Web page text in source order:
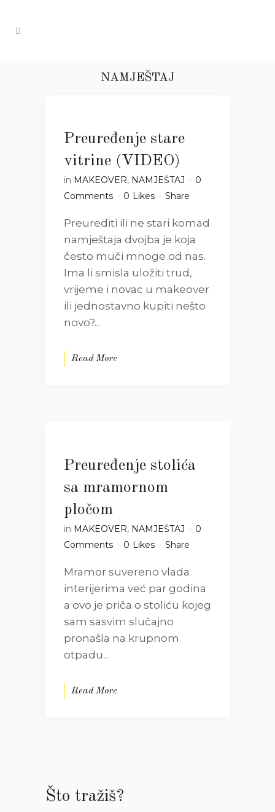
NAMJEŠTAJ
Preuređenje stare
vitrine (VIDEO)
in MAKEOVER, NAMJEŠTAJ
0
Comments
0 Likes Share
Preurediti ili ne stari komad
namještaja dvojba je koja
često muči mnoge od nas.
Ima li smisla uložiti trud,
vrijeme i novac u makeover
ili jednostavno kupiti nešto
novo?...
Read More
Preuređenje stolića
sa mramornom
pločom
in MAKEOVER, NAMJEŠTAJ
0
Comments
0 Likes Share
Mramor suvereno vlada
interijerima već par godina
a ovo je priča o stoliću kojeg
sam sasvim slučajno
pronašla na krupnom
otpadu...
Read More
Što tražiš?